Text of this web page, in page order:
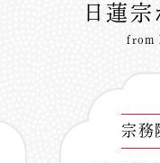
日蓮
from
宗務